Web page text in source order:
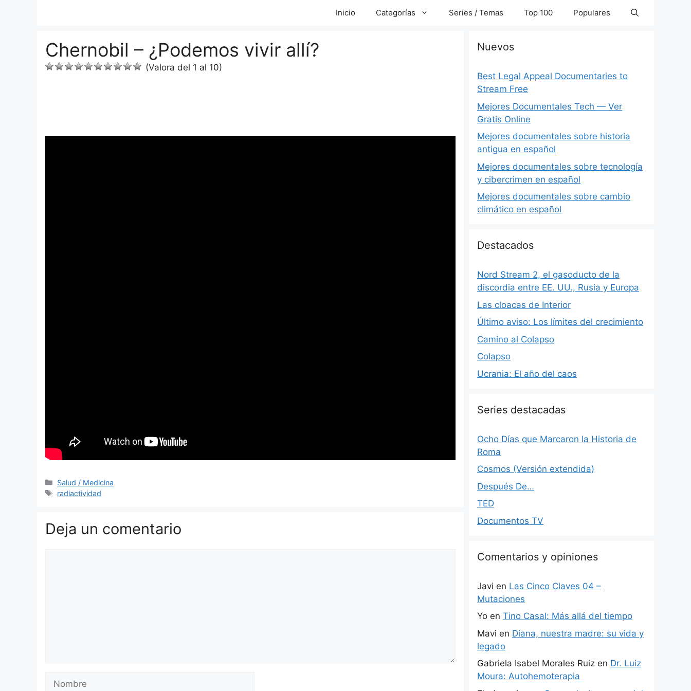
Inicio Categorías Series / Temas Top 100 Populares
Chernobil – ¿Podemos vivir allí?
(Valora del 1 al 10)
Categorías
Salud / Medicina
Etiquetas
radiactividad
Deja un comentario
Nuevos
Best Legal Appeal Documentaries to
Stream Free
Mejores Documentales Tech — Ver
Gratis Online
Mejores documentales sobre historia
antigua en español
Mejores documentales sobre tecnología
y cibercrimen en español
Mejores documentales sobre cambio
climático en español
Destacados
Nord Stream 2, el gasoducto de la
discordia entre EE. UU., Rusia y Europa
Las cloacas de Interior
Último aviso: Los límites del crecimiento
Camino al Colapso
Colapso
Ucrania: El año del caos
Series destacadas
Ocho Días que Marcaron la Historia de
Roma
Cosmos (Versión extendida)
Después De…
TED
Documentos TV
Comentarios y opiniones
Javi en Las Cinco Claves 04 –
Mutaciones
Yo en Tino Casal: Más allá del tiempo
Mavi en Diana, nuestra madre: su vida y
legado
Gabriela Isabel Morales Ruiz en Dr. Luiz
Moura: Autohemoterapia